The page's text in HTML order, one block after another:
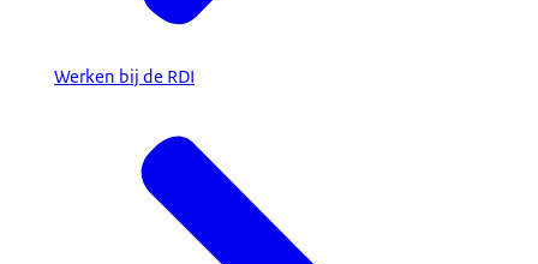
Werken bij de RDI